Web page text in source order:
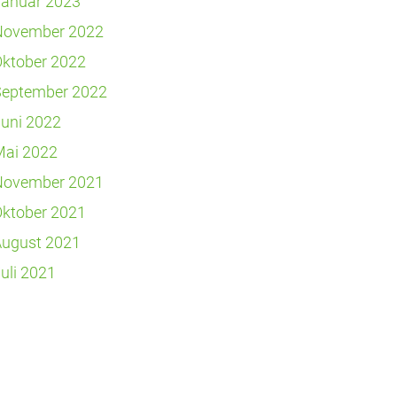
2022
2022
2022
2022
2022
2021
2021
2021
2021